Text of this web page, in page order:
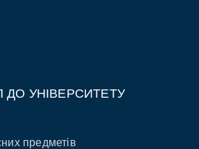
ДО УНІВЕРСИТЕТУ
предметів